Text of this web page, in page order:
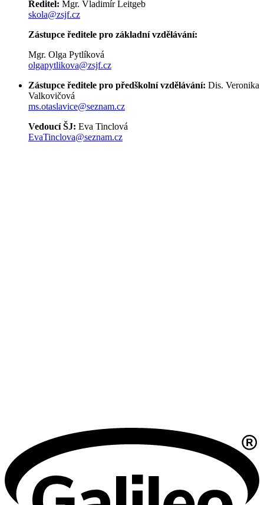
Ředitel: Mgr. Vladimír Leitgeb
skola@zsjf.cz
Zástupce ředitele pro základní vzdělávání:
Mgr. Olga Pytlíková
olgapytlikova@zsjf.cz
Zástupce ředitele pro předškolní vzdělávání: Dis. Veronika
Valkovičová
ms.otaslavice@seznam.cz
Vedoucí ŠJ: Eva Tinclová
EvaTinclova@seznam.cz